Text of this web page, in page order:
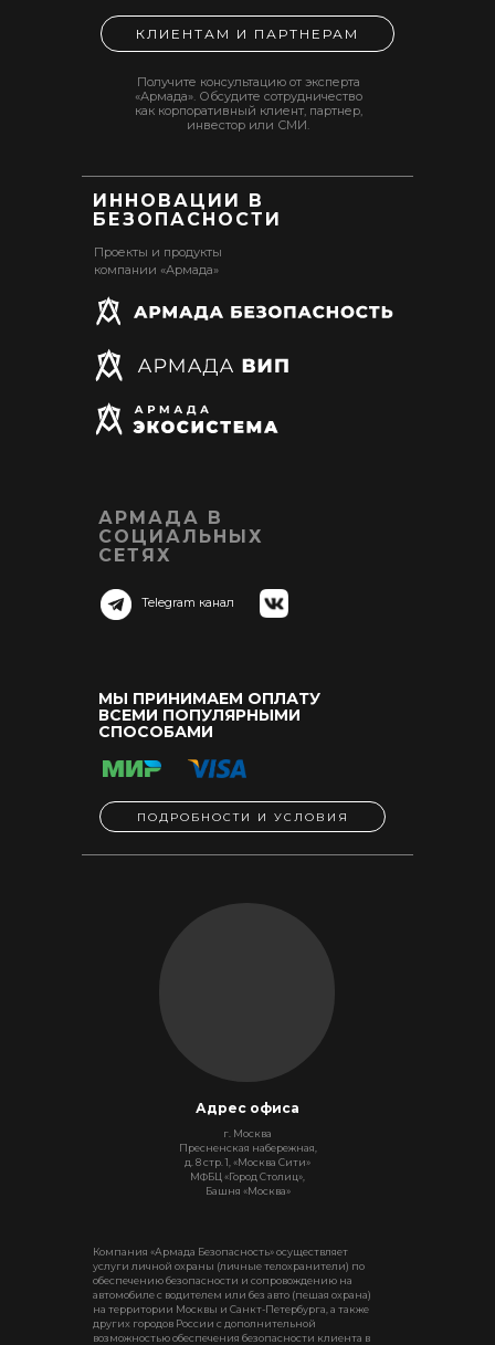
МЫ ПРИНИМАЕМ ОПЛАТУ
ВСЕМИ ПОПУЛЯРНЫМИ
СПОСОБАМИ
ИННОВАЦИИ В
БЕЗОПАСНОСТИ
Получите консультацию от эксперта
«Армада». Обсудите сотрудничество
как корпоративный клиент, партнер,
инвестор или СМИ.
Проекты и продукты
компании «Армада»
АРМАДА В
СОЦИАЛЬНЫХ
СЕТЯХ
Telegram канал
г. Москва
Пресненская набережная,
д. 8 стр. 1, «Москва Сити»
МФБЦ «Город Столиц»,
Башня «Москва»
Адрес офиса
ПОДРОБНОСТИ И УСЛОВИЯ
Компания «Армада Безопасность» осуществляет
услуги личной охраны (личные телохранители) по
обеспечению безопасности и сопровождению на
автомобиле с водителем или без авто (пешая охрана)
на территории Москвы и Санкт-Петербурга, а также
других городов России с дополнительной
возможностью обеспечения безопасности клиента в
КЛИЕНТАМ И ПАРТНЕРАМ